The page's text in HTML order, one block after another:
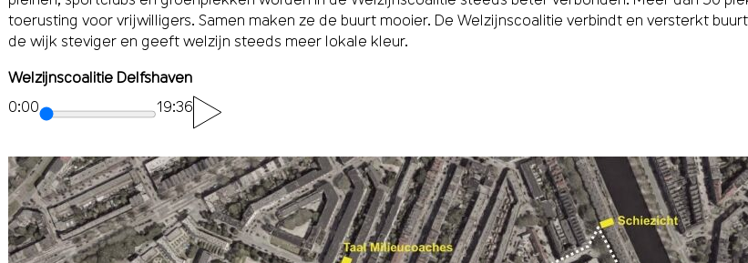
toerusting voor vrĳwilligers. Samen maken ze de buurt mooier. De Welzĳnscoalitie verbindt en versterkt
de wĳk steviger en geeft welzĳn steeds meer lokale kleur.
Welzijnscoalitie Delfshaven
0:00
19:36